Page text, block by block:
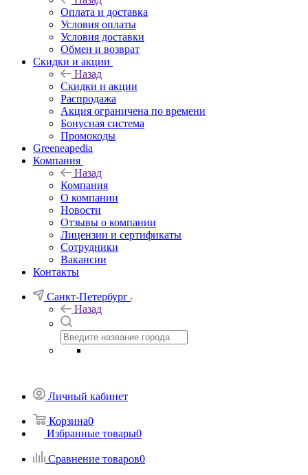
Оплата и доставка
Условия оплаты
Условия доставки
Обмен и возврат
Скидки и акции
Назад
Скидки и акции
Распродажа
Акция ограничена по времени
Бонусная система
Промокоды
Greeneapedia
Компания
Назад
Компания
О компании
Новости
Отзывы о компании
Лицензии и сертификаты
Сотрудники
Вакансии
Контакты
Санкт-Петербург
Назад
Личный кабинет
Корзина0
Избранные товары0
Сравнение товаров0